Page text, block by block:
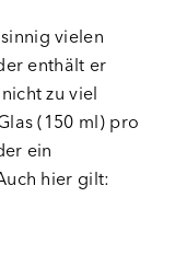
vielen
enthält er
zu viel
(150 ml) pro
ein
hier gilt: